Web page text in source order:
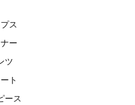
ス
ー
ツ
ト
ース